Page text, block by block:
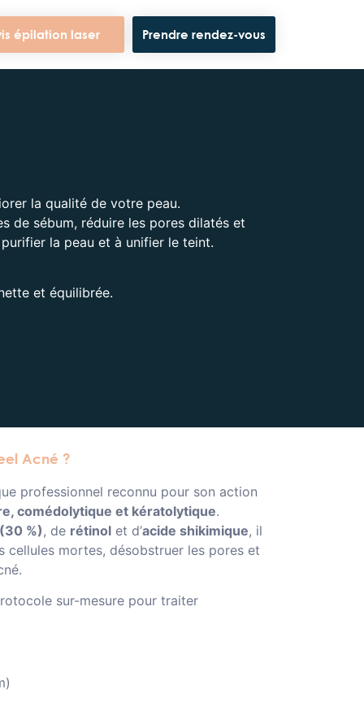
épilation laser Prendre rendez-vous
la qualité de votre peau.
de sébum, réduire les pores dilatés et
la peau et à unifier le teint.
et équilibrée.
Acné ?
professionnel reconnu pour son action
comédolytique et kératolytique.
%) , de rétinol et d’acide shikimique, il
mortes, désobstruer les pores et
sur-mesure pour traiter